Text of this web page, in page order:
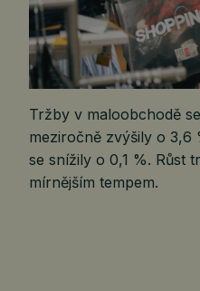
Tržby v maloobchodě
meziročně zvýšily o 3,6
se snížily o 0,1 %. Růst
mírnějším tempem.